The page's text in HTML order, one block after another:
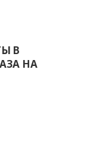
В
НА